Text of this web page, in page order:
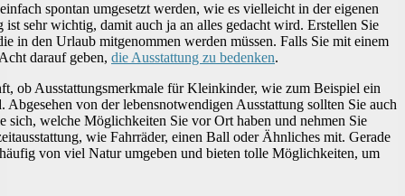
spontan umgesetzt werden, wie es vielleicht in der eigenen
sehr wichtig, damit auch ja an alles gedacht wird. Erstellen Sie
in den Urlaub mitgenommen werden müssen. Falls Sie mit einem
darauf geben, die Ausstattung zu bedenken.
ob Ausstattungsmerkmale für Kleinkinder, wie zum Beispiel ein
Abgesehen von der lebensnotwendigen Ausstattung sollten Sie auch
sich, welche Möglichkeiten Sie vor Ort haben und nehmen Sie
wie Fahrräder, einen Ball oder Ähnliches mit. Gerade
von viel Natur umgeben und bieten tolle Möglichkeiten, um